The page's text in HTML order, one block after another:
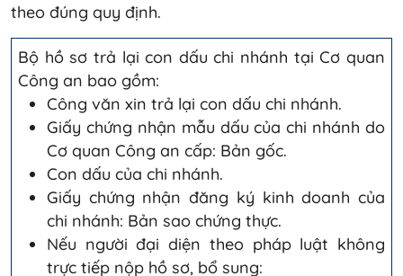
theo đúng quy định.
Bộ hồ sơ trả lại con dấu chi nhánh tại Cơ quan
Công an bao gồm:
Công văn xin trả lại con dấu chi nhánh.
Giấy chứng nhận mẫu dấu của chi nhánh do
Cơ quan Công an cấp: Bản gốc.
Con dấu của chi nhánh.
Giấy chứng nhận đăng ký kinh doanh của
chi nhánh: Bản sao chứng thực.
Nếu người đại diện theo pháp luật không
trực tiếp nộp hồ sơ, bổ sung: